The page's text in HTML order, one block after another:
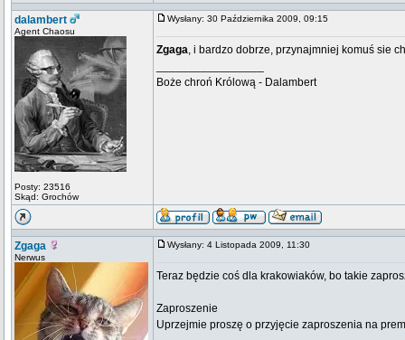
dalambert
Agent Chaosu
Posty: 23516
Skąd: Grochów
Wysłany: 30 Października 2009, 09:15
Zgaga, i bardzo dobrze, przynajmniej komuś sie
Boże chroń Królową - Dalambert
Zgaga
Nerwus
Wysłany: 4 Listopada 2009, 11:30
Teraz będzie coś dla krakowiaków, bo takie
Zaproszenie
Uprzejmie proszę o przyjęcie zaproszenia na